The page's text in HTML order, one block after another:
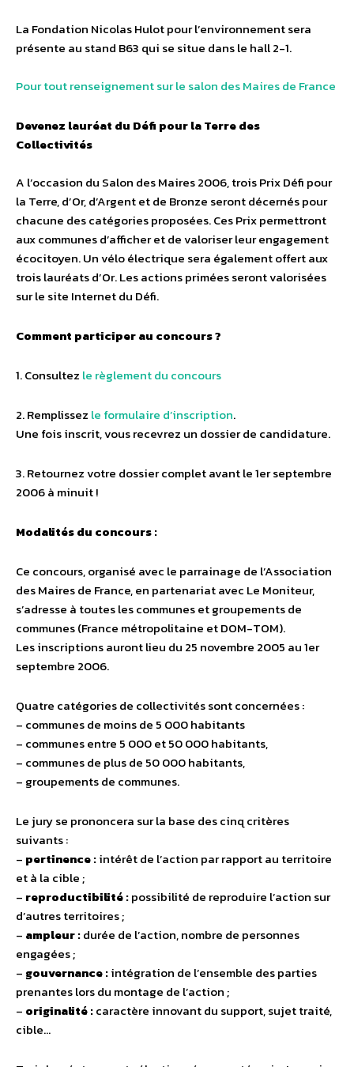
La Fondation Nicolas Hulot pour l’environnement sera
présente au stand B63 qui se situe dans le hall 2-1.
Pour tout renseignement sur le salon des Maires de France
Devenez lauréat du Défi pour la Terre des
Collectivités
A l’occasion du Salon des Maires 2006, trois Prix Défi pour
la Terre, d’Or, d’Argent et de Bronze seront décernés pour
chacune des catégories proposées. Ces Prix permettront
aux communes d’afficher et de valoriser leur engagement
écocitoyen. Un vélo électrique sera également offert aux
trois lauréats d’Or. Les actions primées seront valorisées
sur le site Internet du Défi.
Comment participer au concours ?
1. Consultez le règlement du concours
2. Remplissez le formulaire d’inscription.
Une fois inscrit, vous recevrez un dossier de candidature.
3. Retournez votre dossier complet avant le 1er septembre
2006 à minuit !
Modalités du concours :
Ce concours, organisé avec le parrainage de l’Association
des Maires de France, en partenariat avec Le Moniteur,
s’adresse à toutes les communes et groupements de
communes (France métropolitaine et DOM-TOM).
Les inscriptions auront lieu du 25 novembre 2005 au 1er
septembre 2006.
Quatre catégories de collectivités sont concernées :
– communes de moins de 5 000 habitants
– communes entre 5 000 et 50 000 habitants,
– communes de plus de 50 000 habitants,
– groupements de communes.
Le jury se prononcera sur la base des cinq critères
suivants :
– pertinence :intérêt de l’action par rapport au territoire
et à la cible ;
– reproductibilité :possibilité de reproduire l’action sur
d’autres territoires ;
– ampleur :durée de l’action, nombre de personnes
engagées ;
– gouvernance :intégration de l’ensemble des parties
prenantes lors du montage de l’action ;
– originalité :caractère innovant du support, sujet traité,
cible…